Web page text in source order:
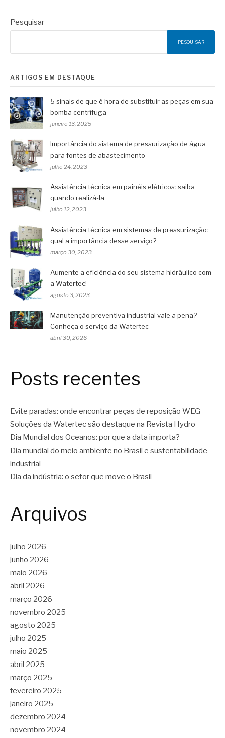
Pesquisar
PESQUISAR
ARTIGOS EM DESTAQUE
5 sinais de que é hora de substituir as peças em sua
bomba centrífuga
janeiro 13, 2025
Importância do sistema de pressurização de água
para fontes de abastecimento
julho 24, 2023
Assistência técnica em painéis elétricos: saiba
quando realizá-la
julho 12, 2023
Assistência técnica em sistemas de pressurização:
qual a importância desse serviço?
março 30, 2023
Aumente a eficiência do seu sistema hidráulico com
a Watertec!
agosto 3, 2023
Manutenção preventiva industrial vale a pena?
Conheça o serviço da Watertec
abril 30, 2026
Posts recentes
Evite paradas: onde encontrar peças de reposição WEG
Soluções da Watertec são destaque na Revista Hydro
Dia Mundial dos Oceanos: por que a data importa?
Dia mundial do meio ambiente no Brasil e sustentabilidade
industrial
Dia da indústria: o setor que move o Brasil
Arquivos
julho 2026
junho 2026
maio 2026
abril 2026
março 2026
novembro 2025
agosto 2025
julho 2025
maio 2025
abril 2025
março 2025
fevereiro 2025
janeiro 2025
dezembro 2024
novembro 2024